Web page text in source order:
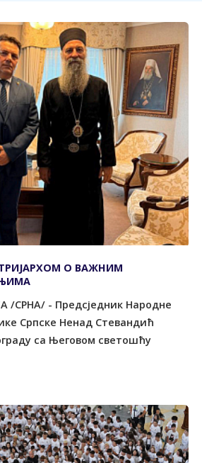
О ВАЖНИМ
/СРНА/ - Предсједник Народне
Српске Ненад Стевандић
са Његовом светошћу